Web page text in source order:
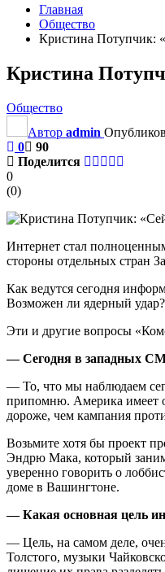
Главная
Общество
Кристина Потупчик:
Кристина
Общество
Автор admin
0
90
Поделится
0
(0)
Интернет стал
стороны отдельных стран
Как ведутся сегодня
Возможен ли ядерный удар?
Эти и другие вопросы
— Сегодня в западных
— То, что мы наблюдаем
припомню. Америка имеет
дороже, чем кампания
Возьмите хотя бы проект
Эндрю Мака, который
уверенно говорить о
доме в Вашингтоне.
— Какая основная цель
— Цель, на самом деле,
Толстого, музыки